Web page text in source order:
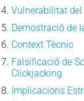
Vulnerabilitat
Demostració de
Context Tècnic
Falsificació de
Clickjacking
Implicacions